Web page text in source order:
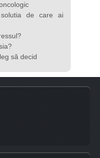
de care ai
să decid